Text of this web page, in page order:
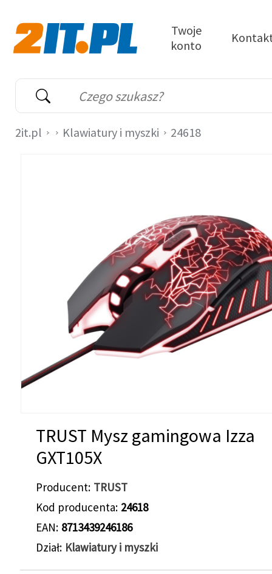
Wyszukiwarka
Słowo kluczowe
Twoje
konto
2it.pl Klawiatury i myszki 24618
TRUST Mysz gamingowa Izza
GXT105X
Producent TRUST
Kod producenta 24618
EAN 8713439246186
Dział Klawiatury i myszki